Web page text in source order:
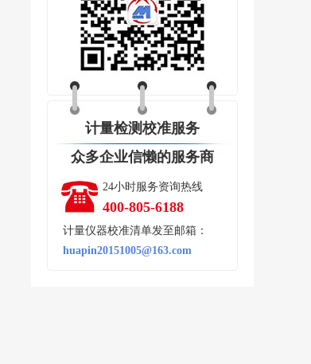
计量检测校准服务
众多企业信懒的服务商
24小时服务资询热线
400-805-6188
计量仪器校准清单发至邮箱：
huapin20151005@163.com